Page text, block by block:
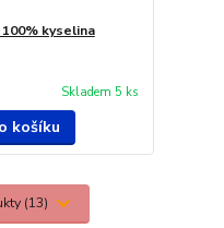
kyselina
Skladem 5 ks
košíku
(13)